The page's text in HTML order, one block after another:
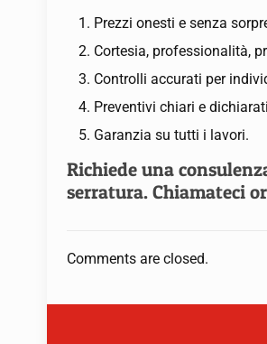
Prezzi onesti e senza
Cortesia, professionalità,
Controlli accurati per
Preventivi chiari e
Garanzia su tutti i lavori.
Richiede una
serratura. Chiamateci
Comments are closed.